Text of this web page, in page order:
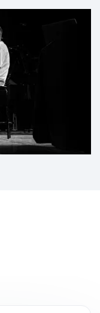
en
luisteren en
inhuren
jouw event en